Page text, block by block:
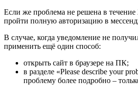
Если же проблема не решена в течение
пройти полную авторизацию в
В случае, когда уведомление не
применить ещё один способ:
открыть сайт в браузере на ПК;
в разделе «Please describe your
проблему более подробно –